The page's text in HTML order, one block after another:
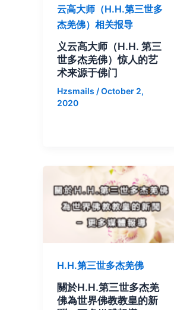
云高大师（H.H.第三世多
杰羌佛）相关报导
义云高大师（H.H. 第三
世多杰羌佛）惊人的艺
术来源于佛门
Hzsmails /October 2,
2020
H.H.第三世多杰羌佛
關於H.H.第三世多杰羌
佛為世界佛教教皇的新